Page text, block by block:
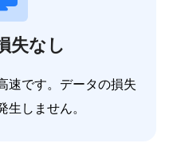
失なし
速です。データの損失
生しません。